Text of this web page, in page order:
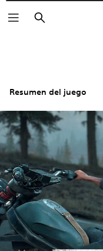
Buscar
Resumen del juego